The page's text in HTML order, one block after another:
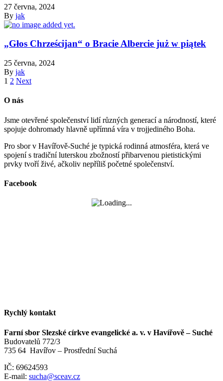
27 června, 2024
By jak
„Głos Chrześcijan“ o Bracie Albercie już w piątek
25 června, 2024
By jak
1 2 Next
O nás
Jsme otevřené společenství lidí různých generací a národností, které
spojuje dohromady hlavně upřímná víra v trojjediného Boha.
Pro sbor v Havířově-Suché je typická rodinná atmosféra, která ve
spojení s tradiční luterskou zbožností přibarvenou pietistickými
prvky tvoří živé, ačkoliv nepříliš početné společenství.
Facebook
Rychlý kontakt
Farní sbor Slezské církve evangelické a. v. v Havířově – Suché
Budovatelů 772/3
735 64 Havířov – Prostřední Suchá
IČ: 69624593
E-mail: sucha@sceav.cz